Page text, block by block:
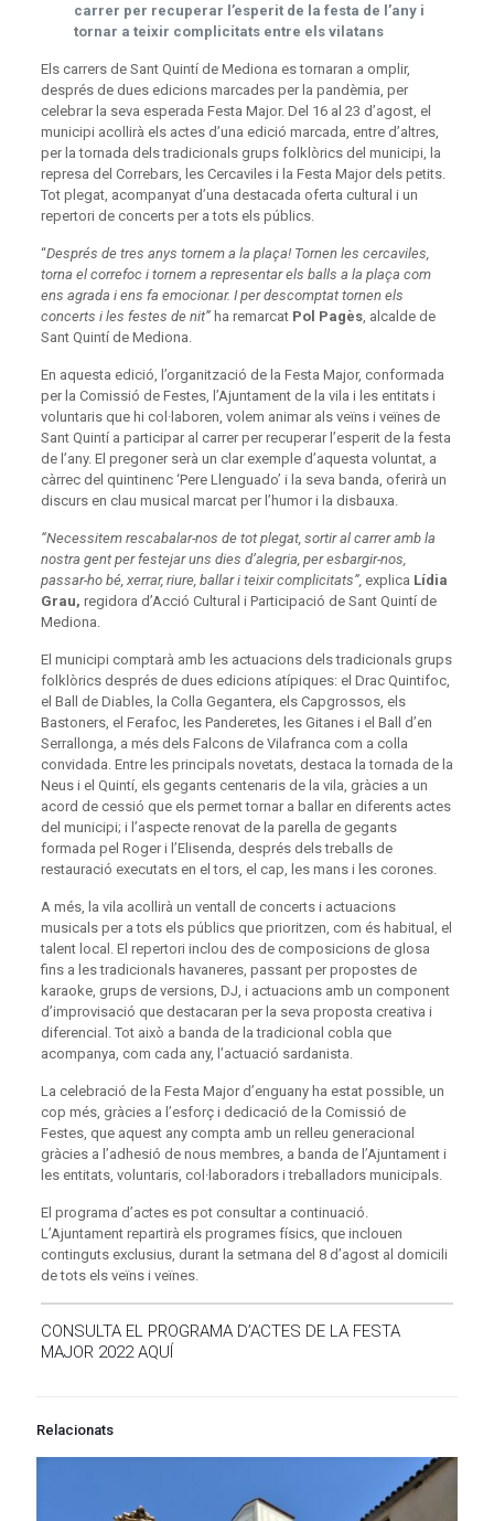
carrer per recuperar l’esperit de la festa de l’any i
tornar a teixir complicitats entre els vilatans
Els carrers de Sant Quintí de Mediona es tornaran a omplir,
després de dues edicions marcades per la pandèmia, per
celebrar la seva esperada Festa Major. Del 16 al 23 d’agost, el
municipi acollirà els actes d’una edició marcada, entre d’altres,
per la tornada dels tradicionals grups folklòrics del municipi, la
represa del Correbars, les Cercaviles i la Festa Major dels petits.
Tot plegat, acompanyat d’una destacada oferta cultural i un
repertori de concerts per a tots els públics.
“Després de tres anys tornem a la plaça! Tornen les cercaviles,
torna el correfoc i tornem a representar els balls a la plaça com
ens agrada i ens fa emocionar. I per descomptat tornen els
concerts i les festes de nit” ha remarcat Pol Pagès, alcalde de
Sant Quintí de Mediona.
En aquesta edició, l’organització de la Festa Major, conformada
per la Comissió de Festes, l’Ajuntament de la vila i les entitats i
voluntaris que hi col·laboren, volem animar als veïns i veïnes de
Sant Quintí a participar al carrer per recuperar l’esperit de la festa
de l’any. El pregoner serà un clar exemple d’aquesta voluntat, a
càrrec del quintinenc ‘Pere Llenguado’ i la seva banda, oferirà un
discurs en clau musical marcat per l’humor i la disbauxa.
“Necessitem rescabalar-nos de tot plegat, sortir al carrer amb la
nostra gent per festejar uns dies d’alegria, per esbargir-nos,
passar-ho bé, xerrar, riure, ballar i teixir complicitats”, explica Lídia
Grau, regidora d’Acció Cultural i Participació de Sant Quintí de
Mediona.
El municipi comptarà amb les actuacions dels tradicionals grups
folklòrics després de dues edicions atípiques: el Drac Quintifoc,
el Ball de Diables, la Colla Gegantera, els Capgrossos, els
Bastoners, el Ferafoc, les Panderetes, les Gitanes i el Ball d’en
Serrallonga, a més dels Falcons de Vilafranca com a colla
convidada. Entre les principals novetats, destaca la tornada de la
Neus i el Quintí, els gegants centenaris de la vila, gràcies a un
acord de cessió que els permet tornar a ballar en diferents actes
del municipi; i l’aspecte renovat de la parella de gegants
formada pel Roger i l’Elisenda, després dels treballs de
restauració executats en el tors, el cap, les mans i les corones.
A més, la vila acollirà un ventall de concerts i actuacions
musicals per a tots els públics que prioritzen, com és habitual, el
talent local. El repertori inclou des de composicions de glosa
fins a les tradicionals havaneres, passant per propostes de
karaoke, grups de versions, DJ, i actuacions amb un component
d’improvisació que destacaran per la seva proposta creativa i
diferencial. Tot això a banda de la tradicional cobla que
acompanya, com cada any, l’actuació sardanista.
La celebració de la Festa Major d’enguany ha estat possible, un
cop més, gràcies a l’esforç i dedicació de la Comissió de
Festes, que aquest any compta amb un relleu generacional
gràcies a l’adhesió de nous membres, a banda de l’Ajuntament i
les entitats, voluntaris, col·laboradors i treballadors municipals.
El programa d’actes es pot consultar a continuació.
L’Ajuntament repartirà els programes físics, que inclouen
continguts exclusius, durant la setmana del 8 d’agost al domicili
de tots els veïns i veïnes.
CONSULTA EL PROGRAMA D’ACTES DE LA FESTA
MAJOR 2022 AQUÍ
Relacionats